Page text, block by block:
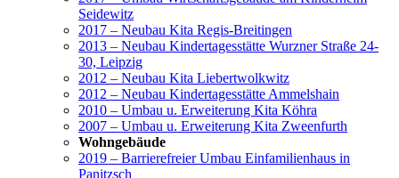
Seidewitz
2017 – Neubau Kita Regis-Breitingen
2013 – Neubau Kindertagesstätte Wurzner Straße 24-
30, Leipzig
2012 – Neubau Kita Liebertwolkwitz
2012 – Neubau Kindertagesstätte Ammelshain
2010 – Umbau u. Erweiterung Kita Köhra
2007 – Umbau u. Erweiterung Kita Zweenfurth
Wohngebäude
2019 – Barrierefreier Umbau Einfamilienhaus in
Panitzsch